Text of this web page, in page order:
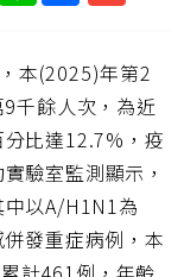
短
網
址
本(2025)年第2
千餘人次，為近
比達12.7%，疫
驗室監測顯示，
以A/H1N1為
發重症病例，本